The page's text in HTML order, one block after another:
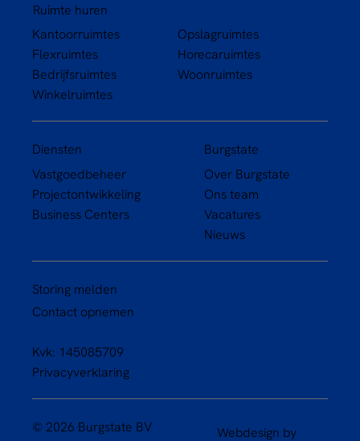
Ruimte huren
Kantoorruimtes
Flexruimtes
Bedrijfsruimtes
Winkelruimtes
Opslagruimtes
Horecaruimtes
Woonruimtes
Diensten
Vastgoedbeheer
Projectontwikkeling
Business Centers
Burgstate
Over Burgstate
Ons team
Vacatures
Nieuws
Storing melden
Contact opnemen
Kvk: 145085709
Privacyverklaring
© 2026 Burgstate BV Webdesign by